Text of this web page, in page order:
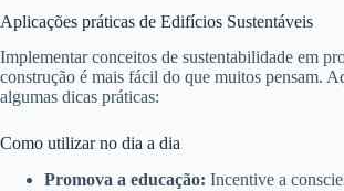
Aplicações práticas de Edifícios Sustentáveis
Implementar conceitos de sustentabilidade em
construção é mais fácil do que muitos pensam.
algumas dicas práticas:
Como utilizar no dia a dia
Promova a educação: Incentive a